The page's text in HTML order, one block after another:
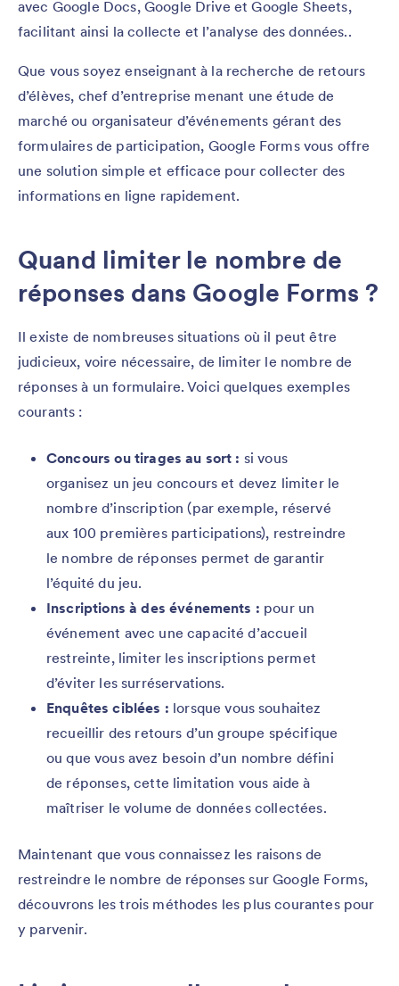
avec Google Docs, Google Drive et Google Sheets,
facilitant ainsi la collecte et l’analyse des données..
Que vous soyez enseignant à la recherche de retours
d’élèves, chef d’entreprise menant une étude de
marché ou organisateur d’événements gérant des
formulaires de participation, Google Forms vous offre
une solution simple et efficace pour collecter des
informations en ligne rapidement.
Quand limiter le nombre de
réponses dans Google Forms ?
Il existe de nombreuses situations où il peut être
judicieux, voire nécessaire, de limiter le nombre de
réponses à un formulaire. Voici quelques exemples
courants :
Concours ou tirages au sort : si vous
organisez un jeu concours et devez limiter le
nombre d’inscription (par exemple, réservé
aux 100 premières participations), restreindre
le nombre de réponses permet de garantir
l’équité du jeu.
Inscriptions à des événements : pour un
événement avec une capacité d’accueil
restreinte, limiter les inscriptions permet
d’éviter les surréservations.
Enquêtes ciblées : lorsque vous souhaitez
recueillir des retours d’un groupe spécifique
ou que vous avez besoin d’un nombre défini
de réponses, cette limitation vous aide à
maîtriser le volume de données collectées.
Maintenant que vous connaissez les raisons de
restreindre le nombre de réponses sur Google Forms,
découvrons les trois méthodes les plus courantes pour
y parvenir.